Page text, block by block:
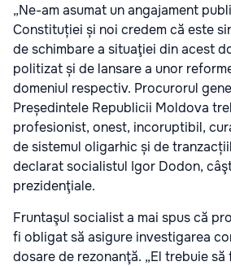
„Ne-am asumat un angajament
Constituției și noi credem că este
de schimbare a situaţiei din acest
politizat și de lansare a unor
domeniul respectiv. Procurorul
Președintele Republicii Moldova
profesionist, onest, incoruptibil,
de sistemul oligarhic și de
declarat socialistul Igor Dodon,
prezidenţiale.
Fruntaşul socialist a mai spus că
fi obligat să asigure investigarea
dosare de rezonanţă. „El trebuie să